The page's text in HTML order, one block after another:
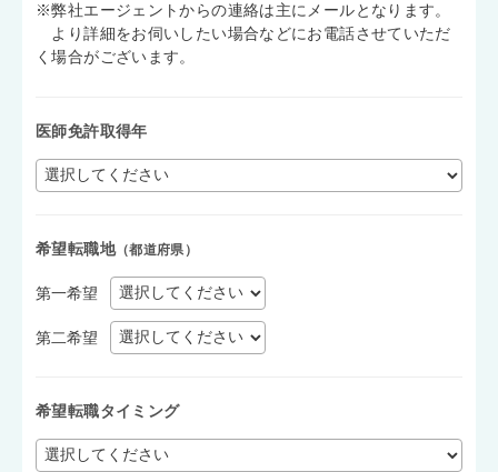
※弊社エージェントからの連絡は主にメールとなります。
より詳細をお伺いしたい場合などにお電話させていただ
く場合がございます。
医師免許取得年
希望転職地（都道府県）
第一希望
第二希望
希望転職タイミング